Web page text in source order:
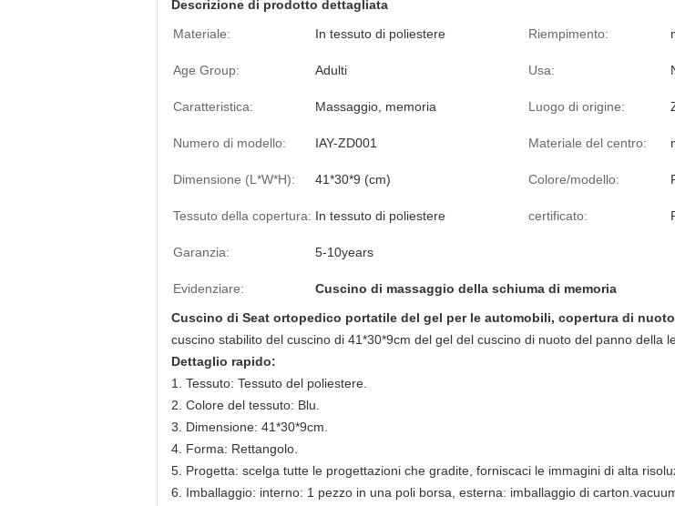
Descrizione di prodotto dettagliata
Materiale:
In tessuto di poliestere Riempimento:
Age Group: Adulti Usa:
Caratteristica: Massaggio, memoria Luogo di origine:
Numero di modello: IAY-ZD001 Materiale del centro:
Dimensione (L*W*H): 41*30*9 (cm) Colore/modello:
Tessuto della copertura: In tessuto di poliestere certificato:
Garanzia: 5-10years
Evidenziare:
Cuscino di massaggio della schiuma di memoria
Cuscino di Seat ortopedico portatile del gel per le automobili, copertura di
cuscino stabilito del cuscino di 41*30*9cm del gel del cuscino di nuoto del panno della
Dettaglio rapido:
1. Tessuto: Tessuto del poliestere.
2. Colore del tessuto: Blu.
3. Dimensione: 41*30*9cm.
4. Forma: Rettangolo
5. Progetta: scelga tutte le progettazioni che gradite, forniscaci le immagini di alta
6. Imballaggio: interno: 1 pezzo in una poli borsa, esterna: imballaggio di